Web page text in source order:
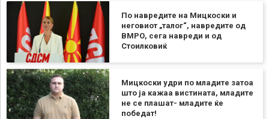
По навредите на Мицкоски и
неговиот „талог“, навредите од
ВМРО, сега навреди и од
Стоилковиќ
Мицкоски удри по младите затоа
што ја кажаа вистината, младите
не се плашат- младите ќе
победат!